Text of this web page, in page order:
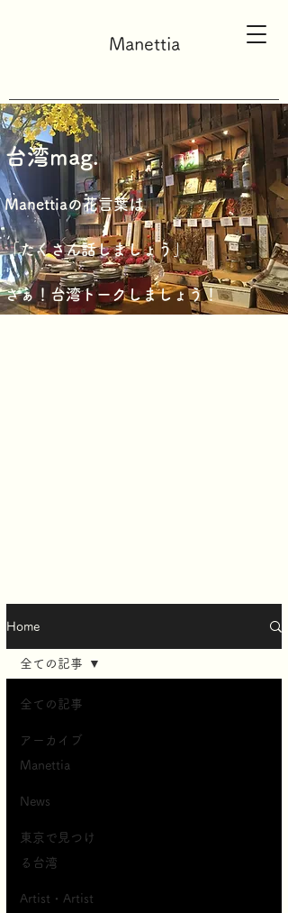
Manettia
台湾mag.
Manettiaの花言葉は
「たくさん話しましょう」
さぁ！台湾トークしましょう！
Home
全ての記事
アーカイブ
Manettia
News
東京で見つけ
る台湾
Artist・Artist
全ての記事